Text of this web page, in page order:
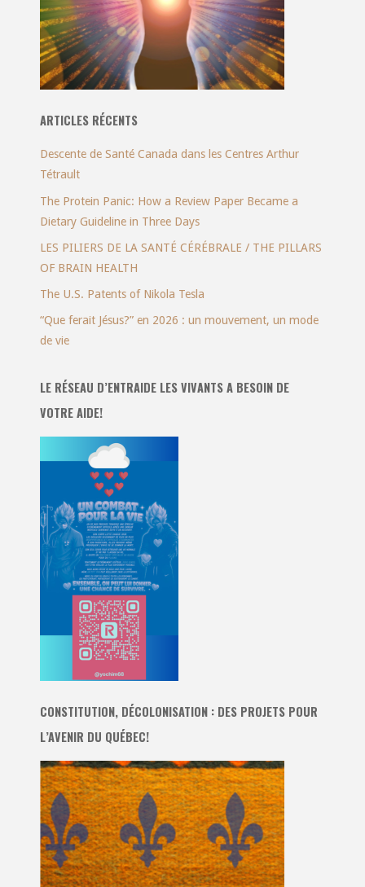
ARTICLES RÉCENTS
Descente de Santé Canada dans les Centres Arthur
Tétrault
The Protein Panic: How a Review Paper Became a
Dietary Guideline in Three Days
LES PILIERS DE LA SANTÉ CÉRÉBRALE / THE PILLARS
OF BRAIN HEALTH
The U.S. Patents of Nikola Tesla
“Que ferait Jésus?” en 2026 : un mouvement, un mode
de vie
LE RÉSEAU D’ENTRAIDE LES VIVANTS A BESOIN DE
VOTRE AIDE!
CONSTITUTION, DÉCOLONISATION : DES PROJETS POUR
L’AVENIR DU QUÉBEC!